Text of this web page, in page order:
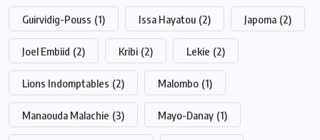
Guirvidig-Pouss (1) Issa Hayatou (2) Japoma (2)
Joel Embiid (2) Kribi (2) Lekie (2)
Lions Indomptables (2) Malombo (1)
Manaouda Malachie (3) Mayo-Danay (1)